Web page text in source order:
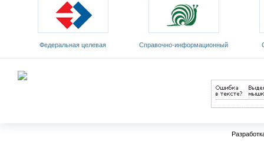
Федеральная целевая
программа развития
Cправочно-информационный
портал «Русский язык»